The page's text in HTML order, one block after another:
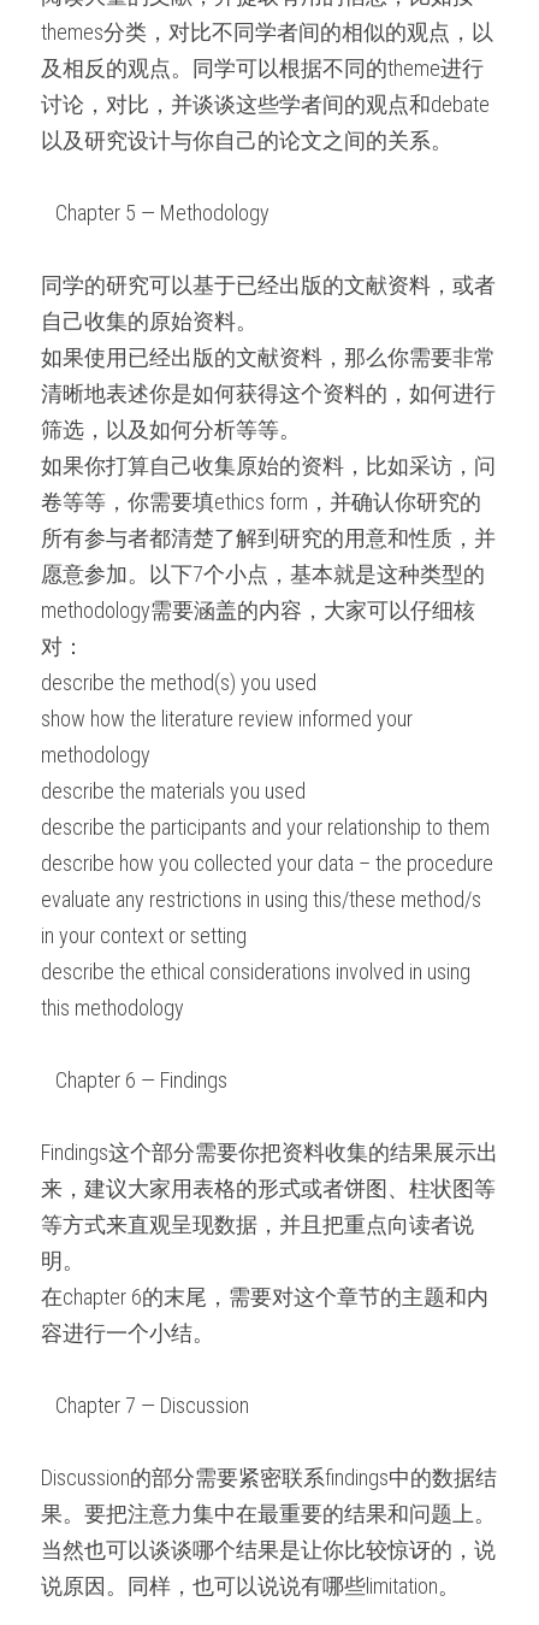
themes分类，对比不同学者间的相似的观点，以
及相反的观点。同学可以根据不同的theme进行
讨论，对比，并谈谈这些学者间的观点和debate
以及研究设计与你自己的论文之间的关系。
   Chapter 5 — Methodology
同学的研究可以基于已经出版的文献资料，或者
自己收集的原始资料。
如果使用已经出版的文献资料，那么你需要非常
清晰地表述你是如何获得这个资料的，如何进行
筛选，以及如何分析等等。
如果你打算自己收集原始的资料，比如采访，问
卷等等，你需要填ethics form，并确认你研究的
所有参与者都清楚了解到研究的用意和性质，并
愿意参加。以下7个小点，基本就是这种类型的
methodology需要涵盖的内容，大家可以仔细核
对：
describe the method(s) you used
show how the literature review informed your
methodology
describe the materials you used
describe the participants and your relationship to them
describe how you collected your data – the procedure
evaluate any restrictions in using this/these method/s
in your context or setting
describe the ethical considerations involved in using
this methodology
   Chapter 6 — Findings
Findings这个部分需要你把资料收集的结果展示出
来，建议大家用表格的形式或者饼图、柱状图等
等方式来直观呈现数据，并且把重点向读者说
明。
在chapter 6的末尾，需要对这个章节的主题和内
容进行一个小结。
   Chapter 7 — Discussion
Discussion的部分需要紧密联系findings中的数据结
果。要把注意力集中在最重要的结果和问题上。
当然也可以谈谈哪个结果是让你比较惊讶的，说
说原因。同样，也可以说说有哪些limitation。